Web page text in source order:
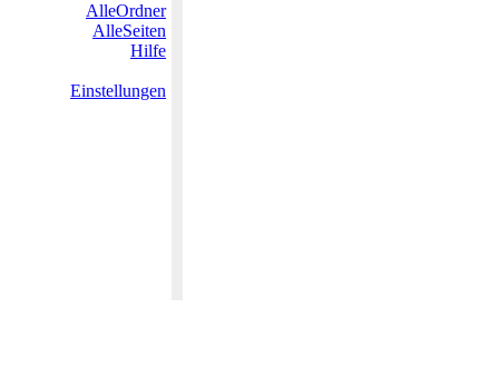
AlleOrdner
AlleSeiten
Hilfe
Einstellungen